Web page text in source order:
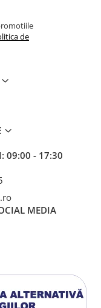
de
09:00 - 17:30
MEDIA